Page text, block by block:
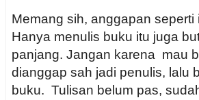
Memang sih, anggapan seperti
Hanya menulis buku itu juga
panjang. Jangan karena mau
dianggap sah jadi penulis, lalu
buku. Tulisan belum pas,